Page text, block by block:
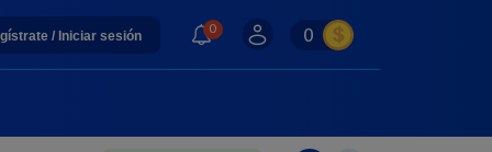
/ Iniciar sesión 0 0